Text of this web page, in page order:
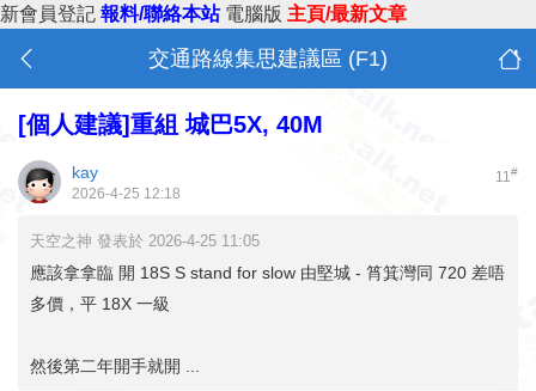
新會員登記 報料/聯絡本站 電腦版 主頁/最新文章
交通路線集思建議區 (F1)
[個人建議]重組 城巴5X, 40M
11#
kay
2026-4-25 12:18
天空之神 發表於 2026-4-25 11:05
應該拿拿臨 開 18S S stand for slow 由堅城 - 筲箕灣同 720 差唔
多價，平 18X 一級
然後第二年開手就開 ...